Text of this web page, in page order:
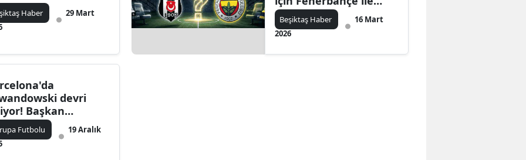
Haber
29 Mart
kapışıyor
Beşiktaş Haber
16 Mart
2026
devri
Başkan
Açıklama!
Futbolu
19 Aralık